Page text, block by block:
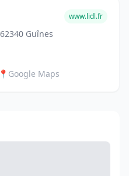
Guînes
www.lidl.fr
📍 Google Maps